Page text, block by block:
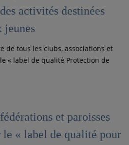
activités destinées
jeunes
de tous les clubs, associations et
« label de qualité Protection de
et paroisses
le « label de qualité pour